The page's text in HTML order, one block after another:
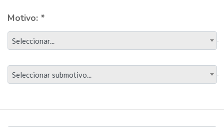
Motivo: *
Seleccionar...
Seleccionar submotivo...